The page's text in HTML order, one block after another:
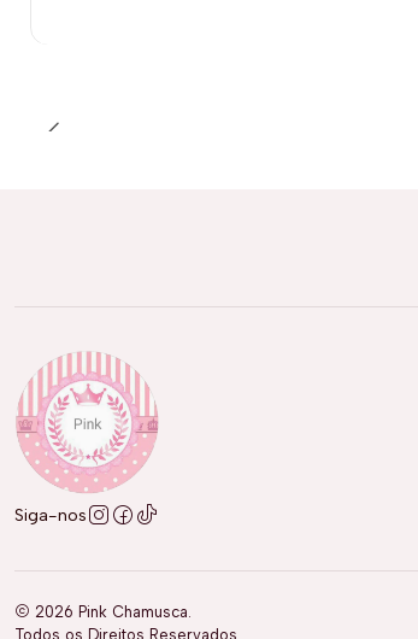
Siga-nos
2026 Pink Chamusca.
Todos os Direitos Reservados.